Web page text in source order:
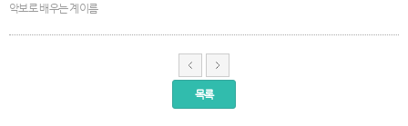
악보로 배우는 계이름
목록